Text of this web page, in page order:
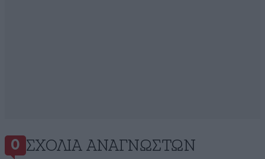
0 ΣΧΌΛΙΑ ΑΝΑΓΝΩΣΤΏΝ